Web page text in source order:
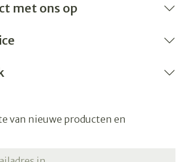
met ons op
van nieuwe producten en